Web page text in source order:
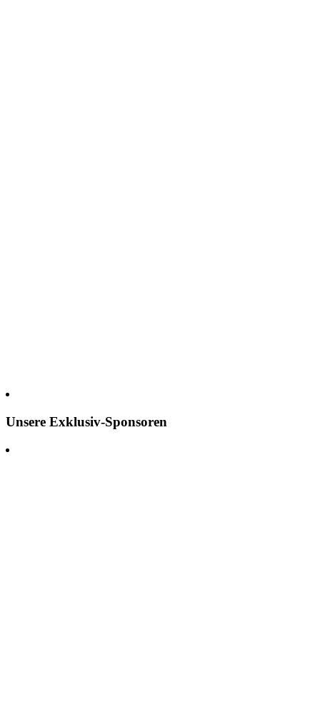
Unsere Exklusiv-Sponsoren